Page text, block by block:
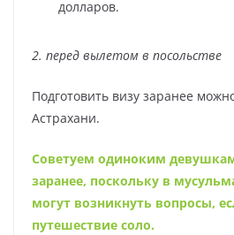
долларов.
2. перед вылетом в посольстве
Подготовить визу заранее
Астрахани.
Советуем одиноким
заранее, поскольку в
могут возникнуть вопросы,
путешествие соло.